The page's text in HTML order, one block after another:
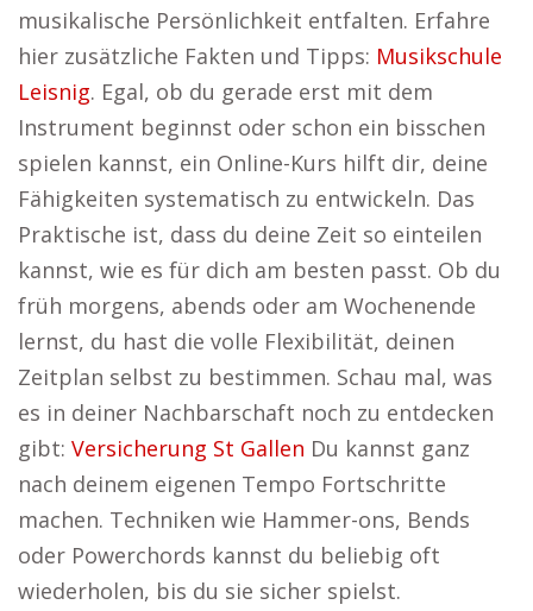
musikalische Persönlichkeit entfalten. Erfahre
hier zusätzliche Fakten und Tipps: Musikschule
Leisnig. Egal, ob du gerade erst mit dem
Instrument beginnst oder schon ein bisschen
spielen kannst, ein Online-Kurs hilft dir, deine
Fähigkeiten systematisch zu entwickeln. Das
Praktische ist, dass du deine Zeit so einteilen
kannst, wie es für dich am besten passt. Ob du
früh morgens, abends oder am Wochenende
lernst, du hast die volle Flexibilität, deinen
Zeitplan selbst zu bestimmen. Schau mal, was
es in deiner Nachbarschaft noch zu entdecken
gibt: Versicherung St Gallen Du kannst ganz
nach deinem eigenen Tempo Fortschritte
machen. Techniken wie Hammer-ons, Bends
oder Powerchords kannst du beliebig oft
wiederholen, bis du sie sicher spielst.